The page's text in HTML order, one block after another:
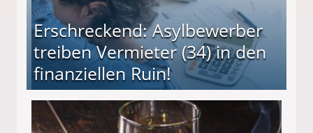
Erschreckend: Asylbewerber
treiben Vermieter (34) in den
finanziellen Ruin!
(34) in den finanziellen Ruin!